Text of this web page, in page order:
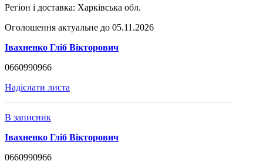
Регіон і доставка: Харківська обл.
Оголошення актуальне до 05.11.2026
Івахненко Гліб Вікторович
0660990966
Надіслати листа
В записник
Івахненко Гліб Вікторович
0660990966